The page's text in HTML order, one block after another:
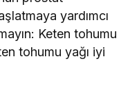
yardımcı
Keten tohumu
tohumu yağı iyi